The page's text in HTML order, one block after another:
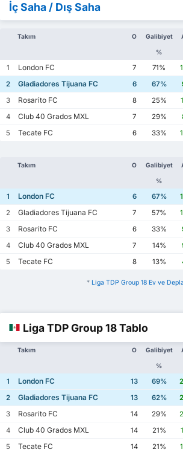
İç Saha / Dış Saha
Takım O Galibiyet
%
1 London FC 7 71%
2
Gladiadores Tijuana FC 6 67%
3
Rosarito FC 8 25%
4
Club 40 Grados MXL 7 29%
5
Tecate FC 6 33%
Takım O Galibiyet
%
1 London FC 6 67%
2
Gladiadores Tijuana FC 7 57%
3
Rosarito FC 6 33%
4
Club 40 Grados MXL 7 14%
5
Tecate FC 8 13%
* Liga TDP Group 18 Ev ve
Liga TDP Group 18 Tablo
Takım O Galibiyet
%
1 London FC 13 69%
2
Gladiadores Tijuana FC 13 62%
3
Rosarito FC 14 29%
4
Club 40 Grados MXL 14 21%
5
Tecate FC 14 21%